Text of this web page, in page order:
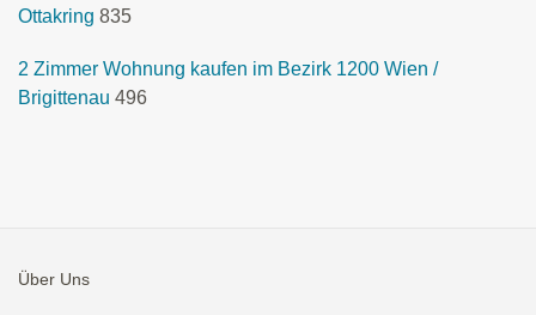
Ottakring 835
2 Zimmer Wohnung kaufen im Bezirk 1200 Wien /
Brigittenau 496
Über Uns